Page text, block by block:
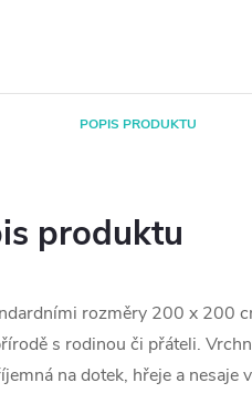
POPIS PRODUKTU
produktu
rozměry 200 x 200
s rodinou či přáteli.
na dotek, hřeje a nesaje